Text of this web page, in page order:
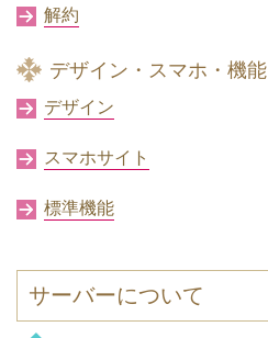
解約
デザイン・スマホ・機能
デザイン
スマホサイト
標準機能
サーバーについて